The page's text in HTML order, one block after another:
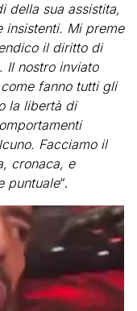
della sua assistita,
insistenti. Mi preme
il diritto di
Il nostro inviato
fanno tutti gli
la libertà di
Facciamo il
cronaca, e
puntuale“.